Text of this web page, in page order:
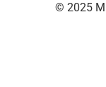
© 2025